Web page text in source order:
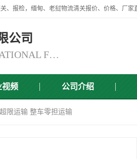
公司
YUNNAN SINCERITY INTERNATIONAL FREIGHT FOR WARDING CO.,LTD
视频 公司介绍
限运输 整车零担运输